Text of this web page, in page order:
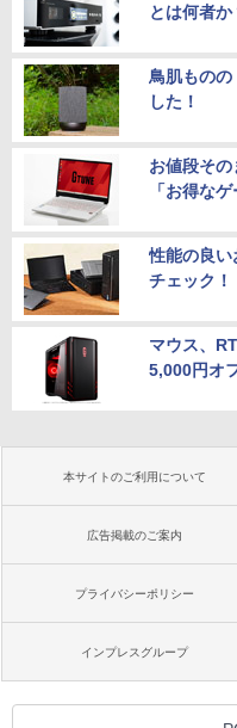
とは何者か
鳥肌ものの
した！
お値段そ
「お得な
性能の良い
チェック！
マウス、
5,000円オ
本サイトのご利用について
広告掲載のご案内
プライバシーポリシー
インプレスグループ